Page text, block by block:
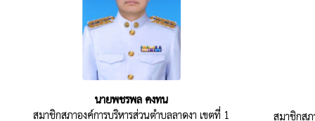
นายพชรพล คงทน
สมาชิกสภาองค์การบริหารส่วนตำบลลาดงา เขตที่ 1
สมาชิกสภ